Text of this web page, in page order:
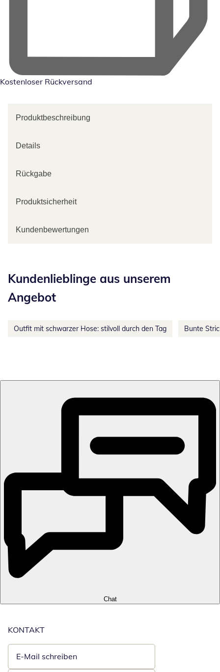
Kostenloser Rückversand
Produktbeschreibung
Details
Rückgabe
Produktsicherheit
Kundenbewertungen
Kundenlieblinge aus unserem
Angebot
Outfit mit schwarzer Hose: stilvoll durch den Tag Bunte
Chat
KONTAKT
E-Mail schreiben
Öffnet E-Mail-Client